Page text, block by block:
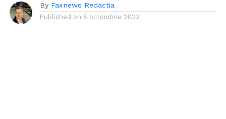
By Faxnews Redactia
Published on 5 octombrie 2023